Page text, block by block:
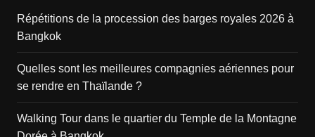
Répétitions de la procession des barges royales 2026 à
Bangkok
Quelles sont les meilleures compagnies aériennes pour
se rendre en Thaïlande ?
Walking Tour dans le quartier du Temple de la Montagne